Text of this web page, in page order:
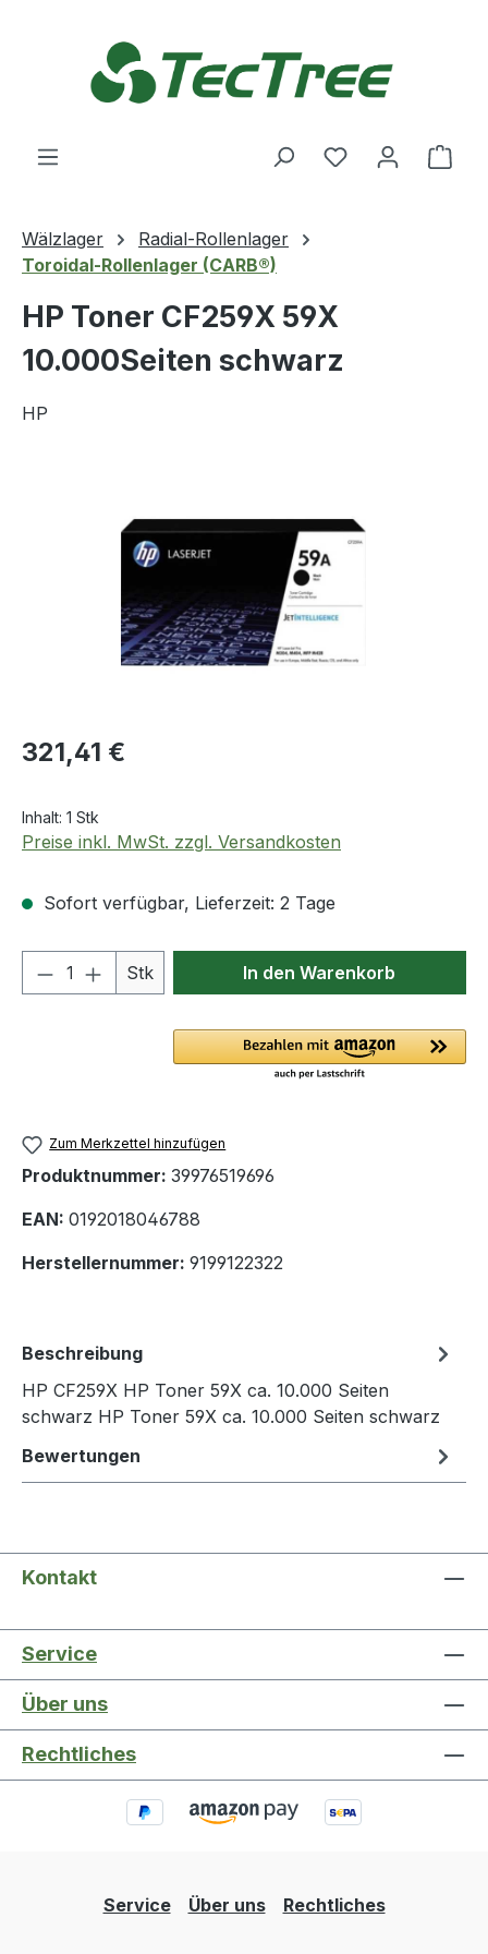
Du hast 0
Wälzlager
Radial-Rollenlager
Toroidal-Rollenlager (CARB®)
HP Toner CF259X 59X
10.000Seiten schwarz
HP
Regulärer Preis:
321,41 €
Inhalt: 1 Stk
Preise inkl. MwSt. zzgl. Versandkosten
Sofort verfügbar, Lieferzeit: 2 Tage
Produkt Anzahl: Gib den
Stk In den Warenkorb
Zum Merkzettel hinzufügen
Produktnummer: 39976519696
EAN: 0192018046788
Herstellernummer: 9199122322
Beschreibung
HP CF259X HP Toner 59X ca. 10.000 Seiten
schwarz HP Toner 59X ca. 10.000 Seiten schwarz
Bewertungen
Kontakt
Service
Über uns
Rechtliches
Service Über uns Rechtliches